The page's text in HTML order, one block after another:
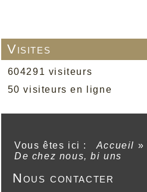
Visites
604291 visiteurs
50 visiteurs en ligne
Vous êtes ici : Accueil »
De chez nous, bi uns
Nous contacter